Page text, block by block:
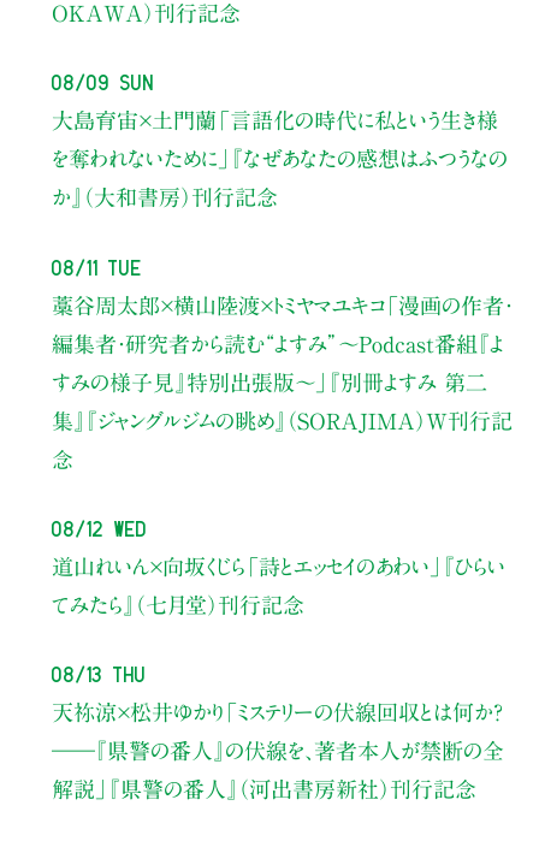
OKAWA）刊行記念
08/09 Sun
大島育宙×土門蘭 「言語化の時代に私という生き様
を奪われないために」
『なぜあなたの感想はふつうなの
か』（大和書房）刊行記念
08/11 Tue
藁谷周太郎×横山陸渡×トミヤマユキコ「漫画の作者・
編集者・研究者から読む“よすみ” 〜Podcast番組『よ
すみの様子見』特別出張版〜」
『別冊よすみ 第二
集』『ジャングルジムの眺め』（SORAJIMA）W刊行記
念
08/12 Wed
道山れいん×向坂くじら 「詩とエッセイのあわい」
『ひらい
てみたら』（七月堂）刊行記念
08/13 Thu
天祢涼×松井ゆかり 「ミステリーの伏線回収とは何か？
――『県警の番人』の伏線を、著者本人が禁断の全
解説」
『県警の番人』（河出書房新社）刊行記念